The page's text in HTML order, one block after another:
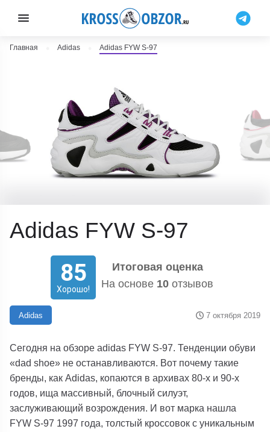
Главная Adidas Adidas FYW S-97
Adidas FYW S-97
85
Хорошо!
Итоговая оценка
На основе 10 отзывов
Adidas 7 октября 2019
Сегодня на обзоре adidas FYW S-97. Тенденции обуви
«dad shoe» не останавливаются. Вот почему такие
бренды, как Adidas, копаются в архивах 80-х и 90-х
годов, ища массивный, блочный силуэт,
заслуживающий возрождения. И вот марка нашла
FYW S-97 1997 года, толстый кроссовок с уникальным